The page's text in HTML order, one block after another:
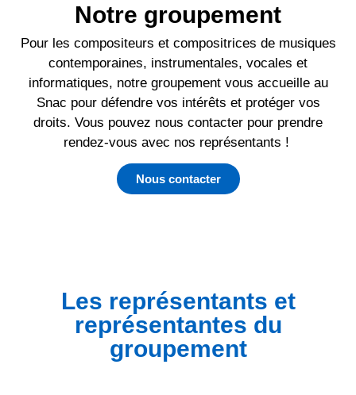
Notre groupement
Pour les compositeurs et compositrices de musiques
contemporaines, instrumentales, vocales et
informatiques, notre groupement vous accueille au
Snac pour défendre vos intérêts et protéger vos
droits. Vous pouvez nous contacter pour prendre
rendez-vous avec nos représentants !
Nous contacter
Les représentants et
représentantes du
groupement